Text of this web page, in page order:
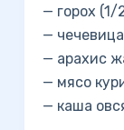
— горох (1/
—
— арахис
— мясо
— каша